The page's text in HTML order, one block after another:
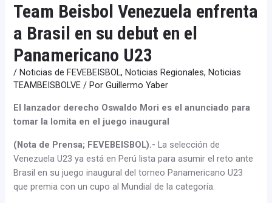
Team Beisbol Venezuela enfrenta
a Brasil en su debut en el
Panamericano U23
/ Noticias de FEVEBEISBOL, Noticias Regionales, Noticias
TEAMBEISBOLVE / PorGuillermo Yaber
El lanzador derecho Oswaldo Mori es el anunciado para
tomar la lomita en el juego inaugural
(Nota de Prensa; FEVEBEISBOL).- La selección de
Venezuela U23 ya está en Perú lista para asumir el reto ante
Brasil en su juego inaugural del torneo Panamericano U23
que premia con un cupo al Mundial de la categoría.